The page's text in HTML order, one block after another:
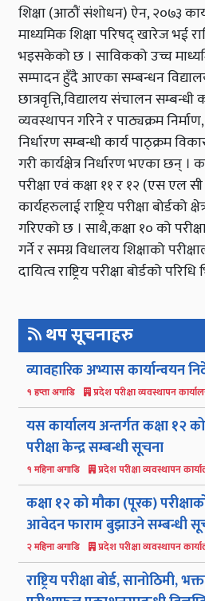
शिक्षा (आठौं संशोधन) ऐन, २०७३
माध्यमिक शिक्षा परिषद् खारेज भई
भइसकेको छ । साविकको उच्च
सम्पादन हुँदै आएका सम्बन्धन
छात्रवृत्ति,विद्यालय संचालन सम्बन्धी
व्यवस्थापन गरिने र पाठ्यक्रम
निर्धारण सम्बन्धी कार्य पाठ्क्रम
गरी कार्यक्षेत्र निर्धारण भएका छन् ।
परीक्षा एवं कक्षा ११ र १२ (एस एल सी
कार्यहरुलाई राष्ट्रिय परीक्षा बोर्डको
गरिएको छ । साथै,कक्षा १० को
गर्ने र समग्र विधालय शिक्षाको
दायित्व राष्ट्रिय परीक्षा बोर्डको
थप सूचनाहरु
व्यावहारिक अभ्यास कार्यान्वयन
१ हप्ता अगाडि प्रदेश परीक्षा व्यवस्थापन
यस कार्यालय अन्तर्गत कक्षा १२
परीक्षा केन्द्र सम्बन्धी सूचना
१ महिना अगाडि प्रदेश परीक्षा व्यवस्थापन
कक्षा १२ को मौका (पूरक)
आवेदन फाराम बुझाउने सम्बन्धी
२ महिना अगाडि प्रदेश परीक्षा व्यवस्थापन
राष्ट्रिय परीक्षा बोर्ड, सानोठिमी,